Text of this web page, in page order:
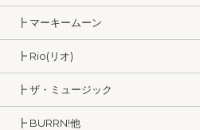
┣ マーキームーン
┣ Rio(リオ)
┣ ザ・ミュージック
┣ BURRN!他